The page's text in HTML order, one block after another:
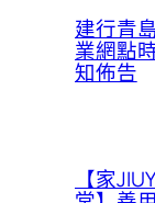
建行青
業網點
知佈告
【家